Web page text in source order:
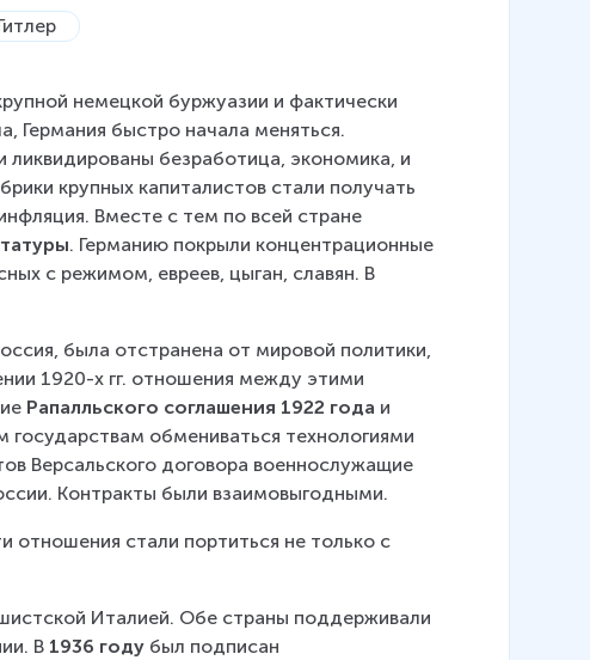
немецкой буржуазии и фактически
Германия быстро начала меняться.
безработица, экономика, и
крупных капиталистов стали получать
Вместе с тем по всей стране
. Германию покрыли концентрационные
с режимом, евреев, цыган, славян. В
была отстранена от мировой политики,
1920-х гг. отношения между этими
Рапалльского соглашения 1922 года и
обмениваться технологиями
Версальского договора военнослужащие
Контракты были взаимовыгодными.
отношения стали портиться не только с
Италией. Обе страны поддерживали
В 1936 году был подписан